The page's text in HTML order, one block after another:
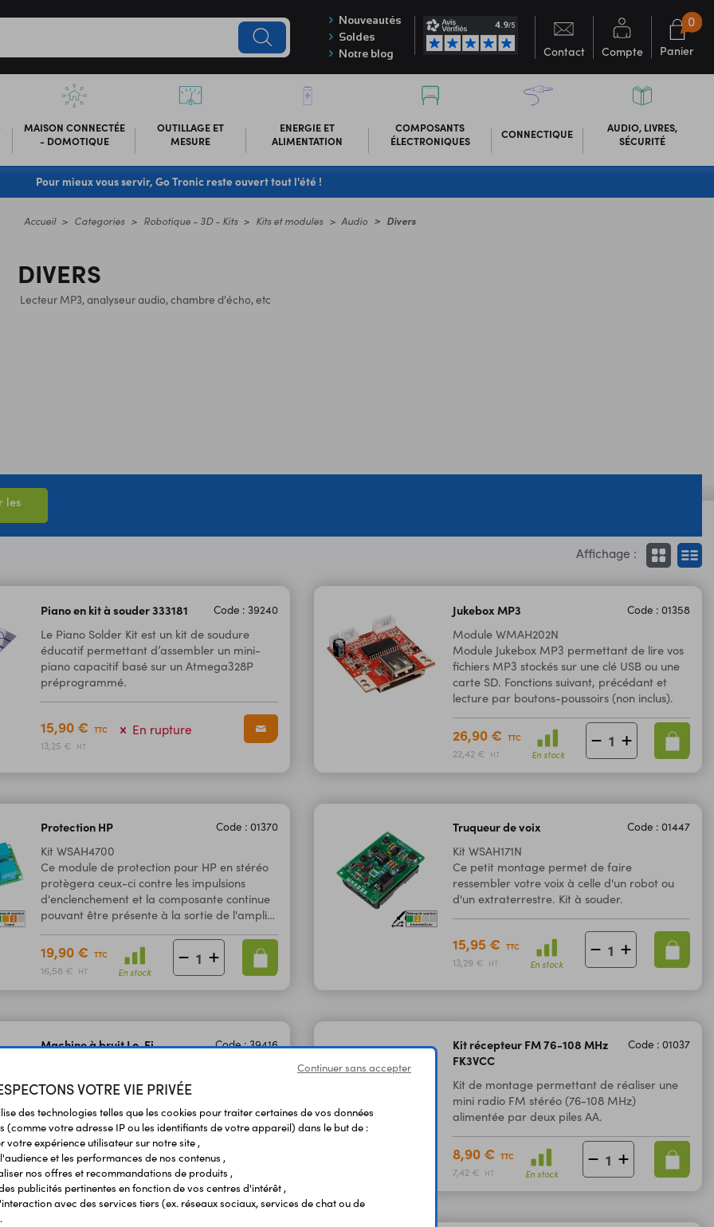
Nouveautés
Soldes
Notre blog
Contact Compte Panier
0
MAISON CONNECTÉE
- DOMOTIQUE
OUTILLAGE ET
MESURE
ENERGIE ET
ALIMENTATION
COMPOSANTS
ÉLECTRONIQUES
CONNECTIQUE
AUDIO, LIVRES,
SÉCURITÉ
Pour mieux vous servir, Go Tronic reste ouvert tout l'été !
Accueil Categories Robotique - 3D - Kits Kits et modules Audio Divers
DIVERS
Lecteur MP3, analyseur audio, chambre d'écho, etc
les
Affichage :
Piano en kit à souder 333181 Code : 39240
Le Piano Solder Kit est un kit de soudure
éducatif permettant d’assembler un mini-
piano capacitif basé sur un Atmega328P
préprogrammé.
15,90 € TTC
13,25 € HT
En rupture
Jukebox MP3 Code : 01358
Module WMAH202N
Module Jukebox MP3 permettant de lire vos
fichiers MP3 stockés sur une clé USB ou une
carte SD. Fonctions suivant, précédant et
lecture par boutons-poussoirs (non inclus).
26,90 € TTC
22,42 € HT En stock
Protection HP Code : 01370
Kit WSAH4700
Ce module de protection pour HP en stéréo
protègera ceux-ci contre les impulsions
d'enclenchement et la composante continue
pouvant être présente à la sortie de l'ampli.
Kit à souder.
19,90 € TTC
16,58 € HT En stock
Truqueur de voix Code : 01447
Kit WSAH171N
Ce petit montage permet de faire
ressembler votre voix à celle d'un robot ou
d'un extraterrestre. Kit à souder.
15,95 € TTC
13,29 € HT En stock
Machine à bruit Lo-Fi Code : 39416
propre machine à bruit analogique et de
numérique du son ni logiciel
11,90 € TTC
9,92 € HT En stock
Kit récepteur FM 76-108 MHz
FK3VCC
Code : 01037
Kit de montage permettant de réaliser une
mini radio FM stéréo (76-108 MHz)
alimentée par deux piles AA.
8,90 € TTC
7,42 € HT En stock
Continuer sans accepter
VOTRE VIE PRIVÉE
des technologies telles que les cookies pour traiter certaines de vos données
(comme votre adresse IP ou les identifiants de votre appareil) dans le but de :
votre expérience utilisateur sur notre site ,
et les performances de nos contenus ,
nos offres et recommandations de produits ,
publicités pertinentes en fonction de vos centres d'intérêt ,
avec des services tiers (ex. réseaux sociaux, services de chat ou de